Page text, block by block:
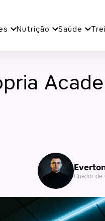
Nutrição Saúde
Criador de